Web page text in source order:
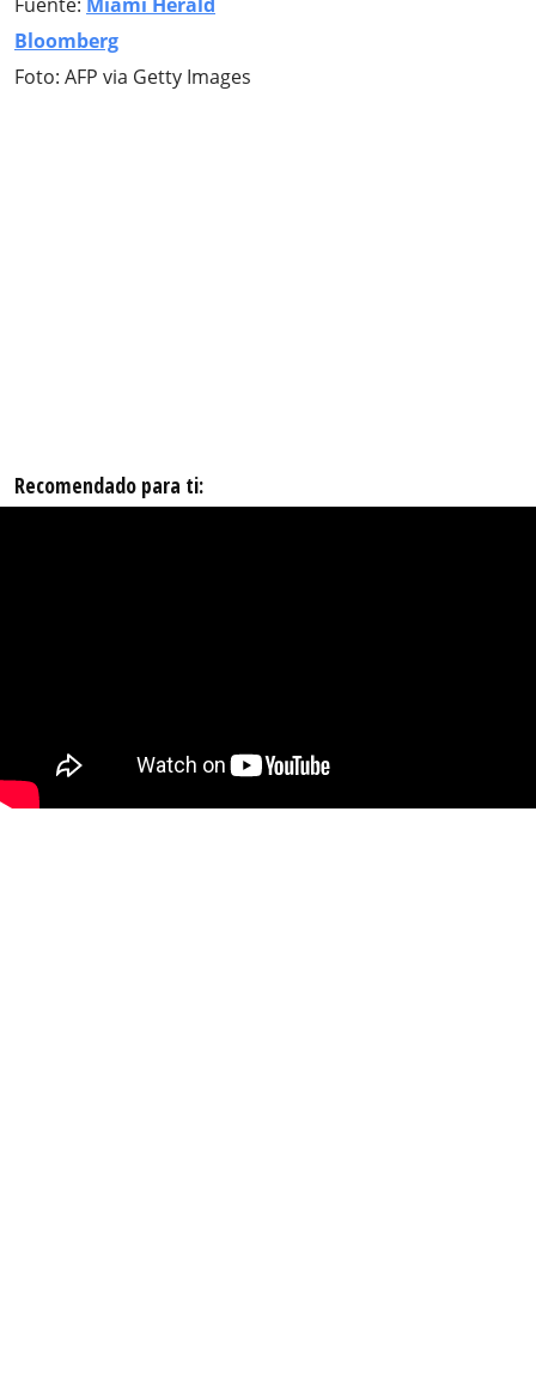
Bloomberg
Foto: AFP via Getty Images
Recomendado para ti: